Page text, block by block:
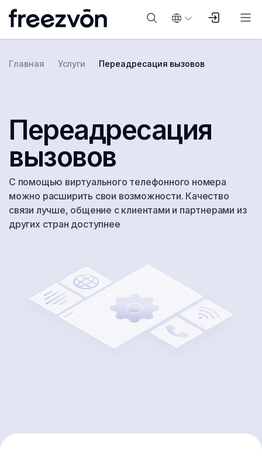
Главная Услуги Переадресация вызовов
Переадресация
вызовов
С помощью виртуального телефонного номера
можно расширить свои возможности. Качество
связи лучше, общение с клиентами и партнерами из
других стран доступнее